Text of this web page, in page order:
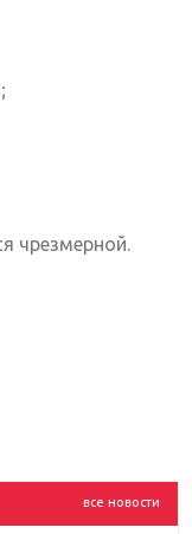
чрезмерной.
все новости